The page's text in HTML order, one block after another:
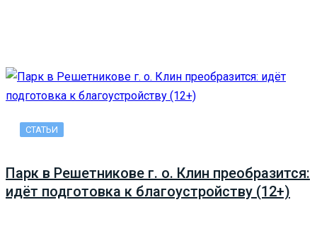
СТАТЬИ
Парк в Решетникове г. о. Клин преобразится:
идёт подготовка к благоустройству (12+)